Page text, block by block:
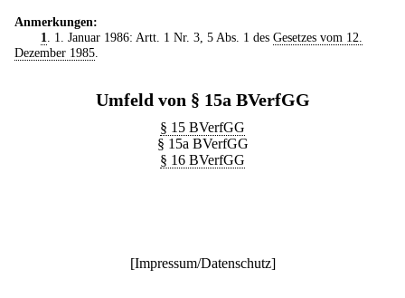
Anmerkungen:
1
. 1. Januar 1986: Artt. 1 Nr. 3, 5 Abs. 1 des Gesetzes vom 12.
Dezember 1985
Umfeld von § 15a BVerfGG
§ 15 BVerfGG
§ 15a BVerfGG
§ 16 BVerfGG
[Impressum/Datenschutz]